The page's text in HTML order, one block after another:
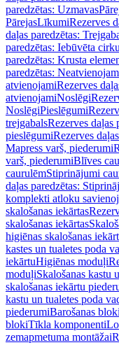
paredzētas: Uzmavas
PārejasLīkumiRezerves
daļas paredzētas:
paredzētas: Iebūvēta
paredzētas: Krusta
paredzētas:
atvienojamiRezerves
atvienojamiNoslēgi
NoslēgiPieslēgumi
trejgabalsRezerves daļas
pieslēgumiRezerves
Mapress varš, piederumi
varš, piederumiBlīves
caurulēmStiprinājumi
daļas paredzētas:
komplekti atloku
skalošanas iekārtas
skalošanas iekārtas
higiēnas skalošanas
kastes un tualetes poda
iekārtuHigiēnas moduļi
moduļiSkalošanas kastu
skalošanas iekārtu
kastu un tualetes poda
piederumiBarošanas bloki
blokiTīkla komponenti
zemapmetuma montāžai